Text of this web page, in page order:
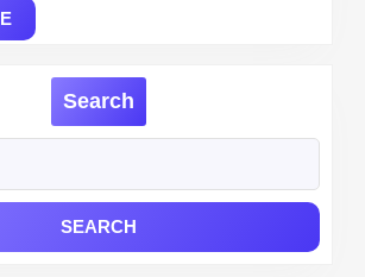
READ
MORE
Search